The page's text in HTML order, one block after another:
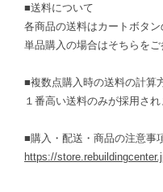
■送料について
各商品の送料はカートボタン
単品購入の場合はそちらをご
■複数点購入時の送料の計算
１番高い送料のみが採用され
■購入・配送・商品の注意事
https://